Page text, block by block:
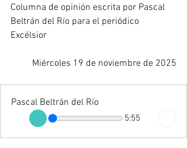
Columna de opinión escrita por Pascal
Beltrán del Río para el periódico
Excélsior
Miércoles 19 de noviembre de 2025
Pascal Beltrán del Río
5:55